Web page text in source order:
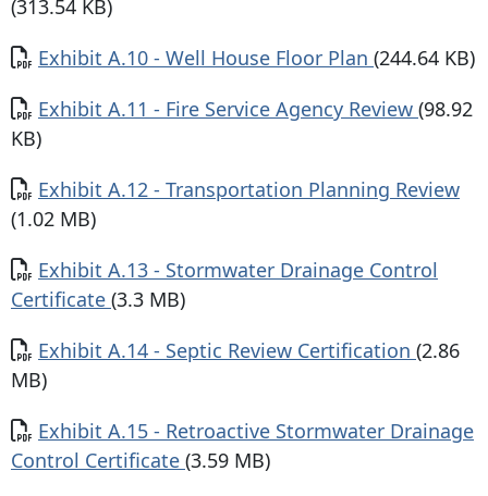
(313.54 KB)
Documento
Exhibit A.10 - Well House Floor Plan (244.64 KB)
Documento
Exhibit A.11 - Fire Service Agency Review (98.92
KB)
Documento
Exhibit A.12 - Transportation Planning Review
(1.02 MB)
Documento
Exhibit A.13 - Stormwater Drainage Control
Certificate (3.3 MB)
Documento
Exhibit A.14 - Septic Review Certification (2.86
MB)
Documento
Exhibit A.15 - Retroactive Stormwater Drainage
Control Certificate (3.59 MB)